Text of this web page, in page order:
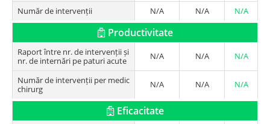
Număr de intervenții
N/A N/A N/A
Productivitate
Raport între nr. de intervenții și
nr. de internări pe paturi acute
N/A N/A N/A
Număr de intervenții per medic
chirurg
N/A N/A N/A
Eficacitate